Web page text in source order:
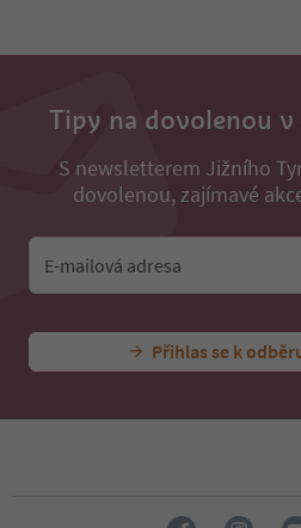
Tipy na dovolenou
S newsletterem Jižního
dovolenou, zajímavé
E-mailová adresa
Přihlas se k